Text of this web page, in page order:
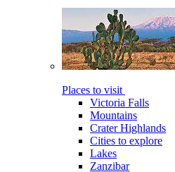
Places to visit
Victoria Falls
Mountains
Crater Highlands
Cities to explore
Lakes
Zanzibar